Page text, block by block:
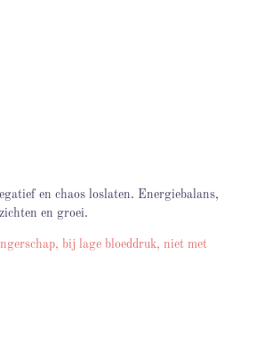
en chaos loslaten. Energiebalans,
en groei.
bij lage bloeddruk, niet met